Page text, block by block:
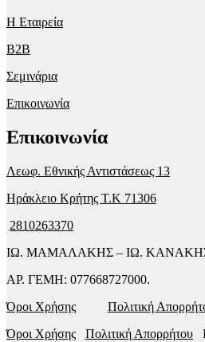
Η Εταιρεία
B2B
Σεμινάρια
Επικοινωνία
Επικοινωνία
Λεωφ. Εθνικής Αντιστάσεως 13
Ηράκλειο Κρήτης T.K 71306
2810263370
ΙΩ. ΜΑΜΑΛΑΚΗΣ – ΙΩ.
ΑΡ. ΓΕΜΗ: 077668727000.
Όροι Χρήσης
Πολιτική
Όροι Χρήσης
Πολιτική Απορρήτου